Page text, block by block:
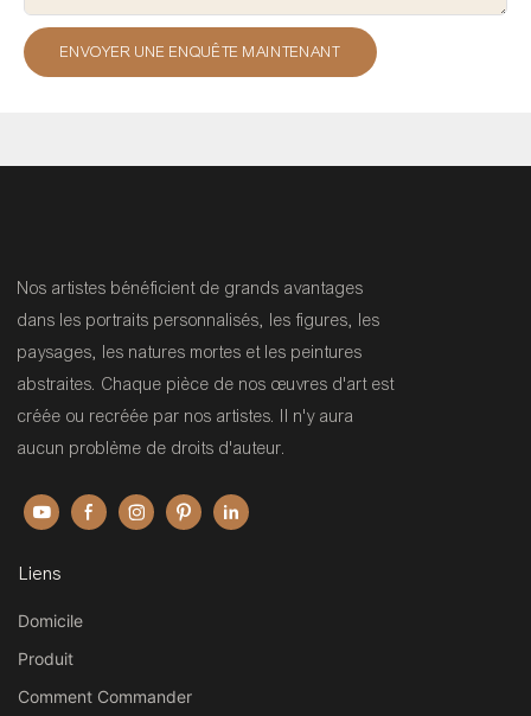
ENVOYER UNE ENQUÊTE MAINTENANT
Nos artistes bénéficient de grands avantages
dans les portraits personnalisés, les figures, les
paysages, les natures mortes et les peintures
abstraites. Chaque pièce de nos œuvres d'art est
créée ou recréée par nos artistes. Il n'y aura
aucun problème de droits d'auteur.
Liens
Domicile
Produit
Comment Commander